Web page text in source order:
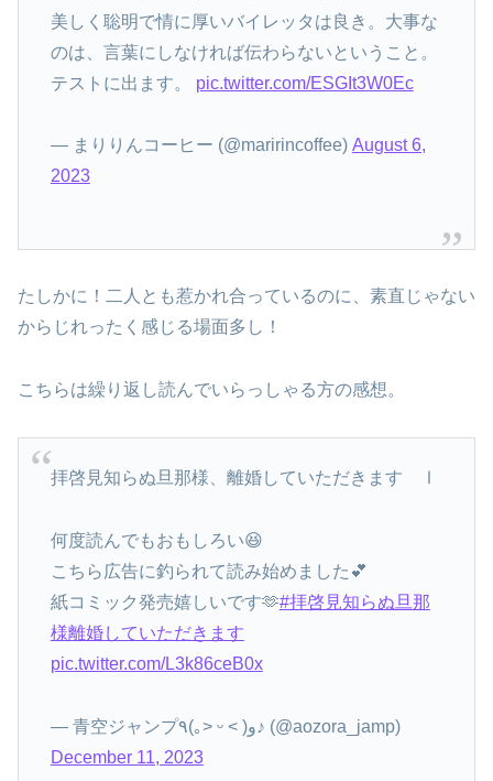
美しく聡明で情に厚いバイレッタは良き。大事な
のは、言葉にしなければ伝わらないということ。
テストに出ます。 pic.twitter.com/ESGIt3W0Ec
— まりりんコーヒー (@maririncoffee) August 6,
2023
たしかに！二人とも惹かれ合っているのに、素直じゃない
からじれったく感じる場面多し！
こちらは繰り返し読んでいらっしゃる方の感想。
拝啓見知らぬ旦那様、離婚していただきます Ⅰ
何度読んでもおもしろい😆
こちら広告に釣られて読み始めました💕
紙コミック発売嬉しいです🫶#拝啓見知らぬ旦那
様離婚していただきます
pic.twitter.com/L3k86ceB0x
— 青空ジャンプ٩(｡˃ ᵕ ˂ )و♪ (@aozora_jamp)
December 11, 2023